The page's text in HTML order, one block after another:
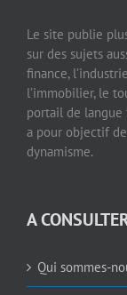
Le site publie
sur des sujets
finance,
l’immobilier, le
portail de langue
a pour objectif
dynamisme.
A
Qui sommes-